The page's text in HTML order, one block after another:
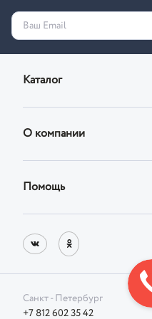
Ваш Email
Каталог
Кресла
Стулья
Корпусная
О компании
Реквизиты
Блог
Фотографии клиентов
Помощь
Оплата
Санкт - Петербург
+7 812 602 35 42